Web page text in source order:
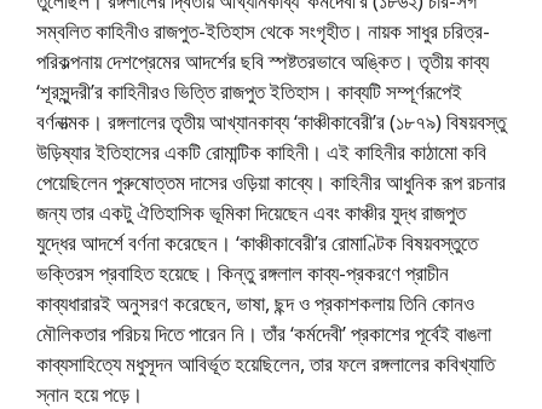
সম্বলিত কাহিনীও রাজপুত-ইতিহাস থেকে সংগৃহীত। নায়ক সাধুর চরিত্র-
পরিকল্পনায় দেশপ্রেমের আদর্শের ছবি স্পষ্টতরভাবে অঙ্কিত। তৃতীয় কাব্য
‘শূরসুন্দরী’র কাহিনীরও ভিত্তি রাজপুত ইতিহাস। কাব্যটি সম্পূর্ণরূপেই
বর্ণনাত্মক। রঙ্গলালের তৃতীয় আখ্যানকাব্য ‘কাঞ্চীকাবেরী’র (১৮৭৯) বিষয়বস্তু
উড়িষ্যার ইতিহাসের একটি রােমান্টিক কাহিনী। এই কাহিনীর কাঠামাে কবি
পেয়েছিলেন পুরুষােত্তম দাসের ওড়িয়া কাব্যে। কাহিনীর আধুনিক রূপ রচনার
জন্য তার একটু ঐতিহাসিক ভূমিকা দিয়েছেন এবং কাঞ্চীর যুদ্ধ রাজপুত
যুদ্ধের আদর্শে বর্ণনা করেছেন। ‘কাঞ্চীকাবেরী’র রােমাণ্টিক বিষয়বস্তুতে
ভক্তিরস প্রবাহিত হয়েছে। কিন্তু রঙ্গলাল কাব্য-প্রকরণে প্রাচীন
কাব্যধারারই অনুসরণ করেছেন, ভাষা, ছন্দ ও প্রকাশকলায় তিনি কোনও
মৌলিকতার পরিচয় দিতে পারেন নি। তাঁর ‘কর্মদেবী’ প্রকাশের পূর্বেই বাঙলা
কাব্যসাহিত্যে মধুসূদন আবির্ভূত হয়েছিলেন, তার ফলে রঙ্গলালের কবিখ্যাতি
স্নান হয়ে পড়ে।